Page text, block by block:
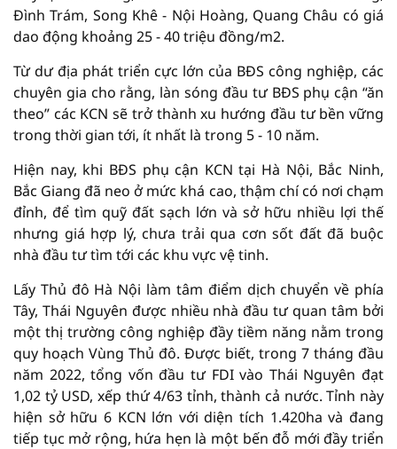
Đình Trám, Song Khê - Nội Hoàng, Quang Châu có giá
dao động khoảng 25 - 40 triệu đồng/m2.
Từ dư địa phát triển cực lớn của BĐS công nghiệp, các
chuyên gia cho rằng, làn sóng đầu tư BĐS phụ cận “ăn
theo” các KCN sẽ trở thành xu hướng đầu tư bền vững
trong thời gian tới, ít nhất là trong 5 - 10 năm.
Hiện nay, khi BĐS phụ cận KCN tại Hà Nội, Bắc Ninh,
Bắc Giang đã neo ở mức khá cao, thậm chí có nơi chạm
đỉnh, để tìm quỹ đất sạch lớn và sở hữu nhiều lợi thế
nhưng giá hợp lý, chưa trải qua cơn sốt đất đã buộc
nhà đầu tư tìm tới các khu vực vệ tinh.
Lấy Thủ đô Hà Nội làm tâm điểm dịch chuyển về phía
Tây, Thái Nguyên được nhiều nhà đầu tư quan tâm bởi
một thị trường công nghiệp đầy tiềm năng nằm trong
quy hoạch Vùng Thủ đô. Được biết, trong 7 tháng đầu
năm 2022, tổng vốn đầu tư FDI vào Thái Nguyên đạt
1,02 tỷ USD, xếp thứ 4/63 tỉnh, thành cả nước. Tỉnh này
hiện sở hữu 6 KCN lớn với diện tích 1.420ha và đang
tiếp tục mở rộng, hứa hẹn là một bến đỗ mới đầy triển